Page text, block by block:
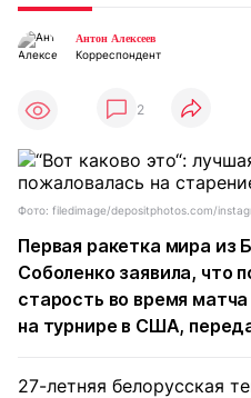
Антон Алексеев
Корреспондент
2
Фото: filedimage/depositphotos.com/
Первая ракетка мира из
Соболенко заявила, что
старость во время
на турнире в США,
27-летняя белорусская